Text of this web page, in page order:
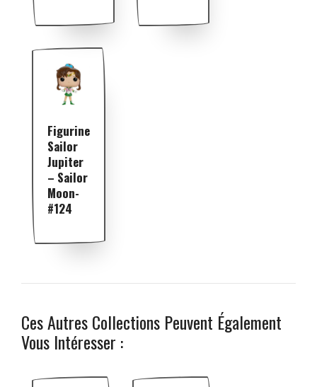
Figurine
Sailor
Jupiter
– Sailor
Moon-
#124
Ces Autres Collections Peuvent Également
Vous Intéresser :